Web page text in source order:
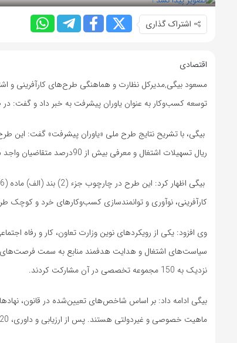
اشتراک گذاری
اقتصادی
توسعه کسب‌وکار به عنوان یاوران پیشرفت به خبر داد و گفت: در طرح ملی
ریال تسهیلات اشتغال و معرفی بیش از 90درصد متقاضیان واجد شرایط به شبکه بانکی منجر شد.
کارآفرینی، نوآوری و توانمندسازی کسب‌وکارهای خرد و کوچک
وی افزود: یکی از رویکردهای نوین وزارت تعاون، کار و رفاه
سیاست‌های اشتغال و هدایت هدفمند منابع به سمت فرصت‌های
نزدیک به 150 مجموعه تخصصی در آن مشارکت کردند.
بیگی ادامه داد: بر اساس شاخص‌های تعیین‌شده در قانون،
ماهیت خصوصی و غیردولتی هستند. پس از ارزیابی و داوری، 20نهاد توسعه کسب‌وکار به عنوان یاوران پیشرفت انتخاب شدند.